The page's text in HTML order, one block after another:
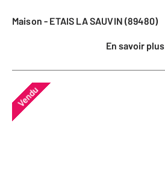
Maison - ETAIS LA SAUVIN (89480)
En savoir plus
Vendu